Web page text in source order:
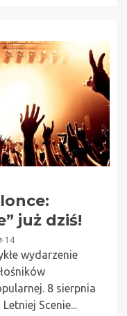
już dziś!
14
wydarzenie
8 sierpnia
Scenie...